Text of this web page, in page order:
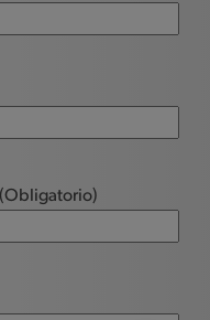
(Obligatorio)